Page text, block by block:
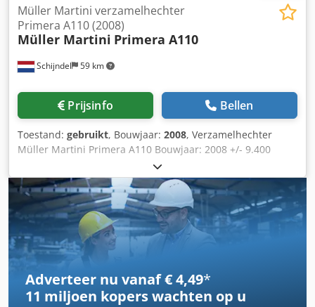
Schijndel 59 km
Müller Martini verzamelhechter
Primera A110 (2008)
Müller Martini Primera A110
Prijsinfo Bellen
Toestand: gebruikt, Bouwjaar: 2008, Verzamelhechter
Müller Martini Primera A110 Bouwjaar: 2008 +/- 9.400
productie-uren Bediening / controle - Kleurenmonitor met
touchscreen Oplegapparaten - Horizontaal
katernoplegapparaten: 6 x 1555 - Vouwomslagapparaat:
1529 - Pomp(en) Hechtunit Codpsx Dkk Eefx Alaerf Müller
Martini 0380.0452 - Scheve vellencontrole - Dikte controle -
Hechtkoppen: 2x HK75 - Uitleg naar links - Uitleg voor
incomplete producten Trimmer Müller Martini 0449.0430 -
Müller Martini Perfetto (0450.0401) - Compenserende
stapelaar - Uitvoer naar links Beschrijving aangepast op 4-
Adverteer nu vanaf € 4,49*
11 miljoen koperswachten op u